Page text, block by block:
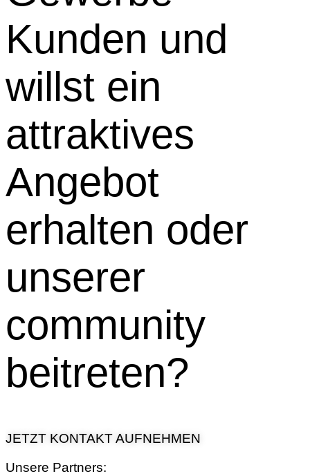
Kunden und
willst ein
attraktives
Angebot
erhalten oder
unserer
community
beitreten?
JETZT KONTAKT AUFNEHMEN
Unsere Partners: